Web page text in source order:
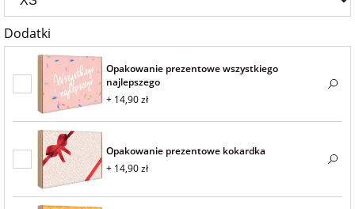
Naklejki i
naprasowanki
imienne
Bombki ze
zdjęciem
Fotoksiążki
na rozpoczęcie
szkoły
na zakończenie
szkoły
na pamiątkę z
wakacji
dla brata
dla siostry
dla chłopaka
dla dziewczyny
Dodatki
Opakowanie prezentowe wszystkiego
najlepszego
+ 14,90 zł
Opakowanie prezentowe kokardka
+ 14,90 zł